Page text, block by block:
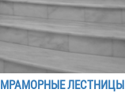
МРАМОРНЫЕ ЛЕСТНИЦЫ